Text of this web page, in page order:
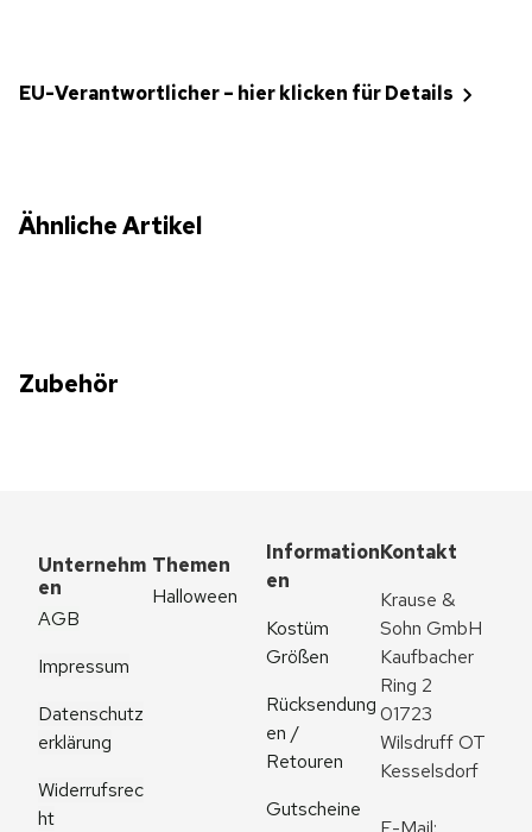
EU-Verantwortlicher – hier klicken für Details
Ähnliche Artikel
Zubehör
Unternehm
en
AGB
Impressum
Datenschutz
erklärung
Widerrufsrec
ht
Themen
Halloween
Information
en
Kostüm
Größen
Rücksendung
en /
Retouren
Gutscheine
Kontakt
Krause &
Sohn GmbH
Kaufbacher
Ring 2
01723
Wilsdruff OT
Kesselsdorf